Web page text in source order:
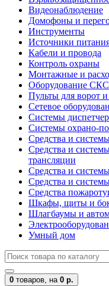
Видеонаблюдение
Домофоны и
Инструменты
Источники
Кабели и провода
Контроль охраны
Монтажные и
Оборудование СКС
Пульты для ворот
Сетевое
Системы
Системы охрано-
Средства и
Средства и
трансляции
Средства и
Средства и
Средства
Шкафы, щиты и
Шлагбаумы и
Умный дом
0 товаров, на 0 р.